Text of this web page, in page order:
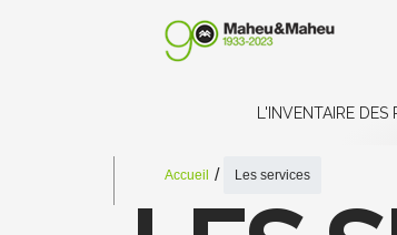
L'INVENTAIRE DES
Accueil Les services